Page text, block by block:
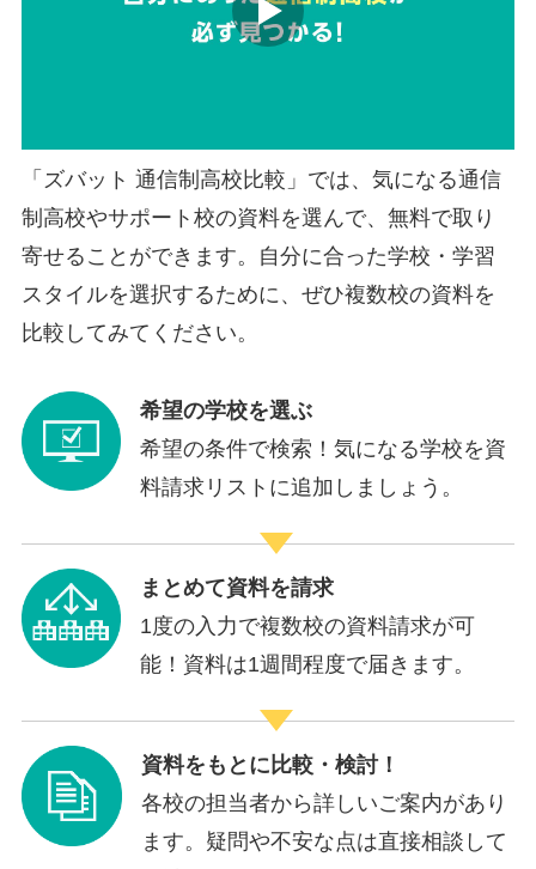
「ズバット 通信制高校比較」では、気になる通信
制高校やサポート校の資料を選んで、無料で取り
寄せることができます。自分に合った学校・学習
スタイルを選択するために、ぜひ複数校の資料を
比較してみてください。
希望の学校を選ぶ
希望の条件で検索！気になる学校を資
料請求リストに追加しましょう。
まとめて資料を請求
1度の入力で複数校の資料請求が可
能！資料は1週間程度で届きます。
資料をもとに比較・検討！
各校の担当者から詳しいご案内があり
ます。疑問や不安な点は直接相談して